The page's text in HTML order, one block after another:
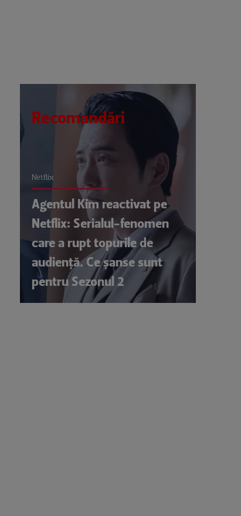
Recomandări
Netflix
Agentul Kim reactivat pe
Netflix: Serialul-fenomen
care a rupt topurile de
audiență. Ce șanse sunt
pentru Sezonul 2